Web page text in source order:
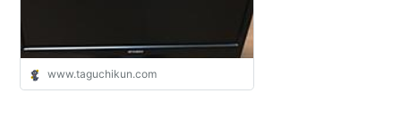
www.taguchikun.com